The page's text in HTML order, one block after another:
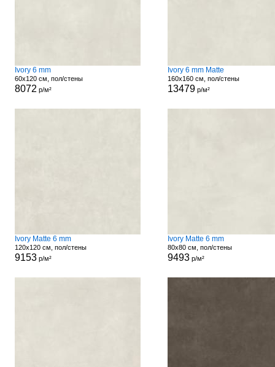
Ivory 6 mm
60x120 см, пол/стены
8072 р/м²
Ivory 6 mm Matte
160x160 см, пол/стены
13479р/м²
Ivory Matte 6 mm
120x120 см, пол/стены
9153р/м²
Ivory Matte 6 mm
80x80 см, пол/стены
9493р/м²